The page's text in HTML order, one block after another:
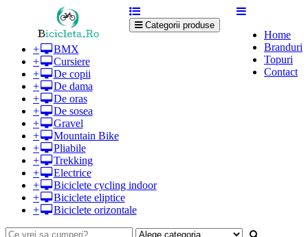
Home
Branduri
Topuri
Contact
Categorii produse
+
BMX
+
Cursiere
+
De copii
+
De dama
+
De oras
+
De sosea
+
Gravel
+
Mountain Bike
+
Pliabile
+
Trekking
+
Electrice
+
Biciclete cycling indoor
+
Biciclete eliptice
+
Biciclete orizontale